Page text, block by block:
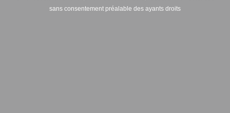
sans consentement préalable des ayants droits